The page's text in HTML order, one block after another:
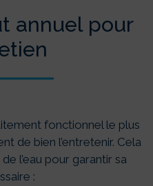
annuel pour
fonctionnel le plus
de bien l’entretenir. Cela
l’eau pour garantir sa
: